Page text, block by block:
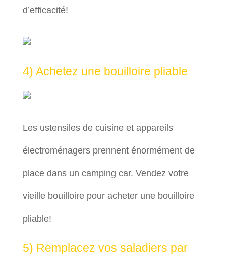
d’efficacité!
4) Achetez une bouilloire pliable
Les ustensiles de cuisine et appareils
électroménagers prennent énormément de
place dans un camping car. Vendez votre
vieille bouilloire pour acheter une bouilloire
pliable!
5) Remplacez vos saladiers par